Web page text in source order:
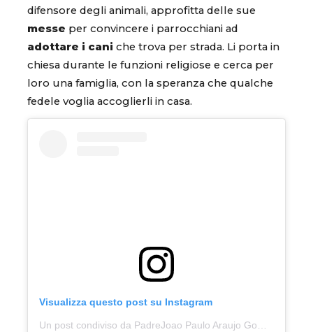
difensore degli animali, approfitta delle sue
messe per convincere i parrocchiani ad
adottare i cani che trova per strada. Li porta in
chiesa durante le funzioni religiose e cerca per
loro una famiglia, con la speranza che qualche
fedele voglia accoglierli in casa.
Visualizza questo post su Instagram